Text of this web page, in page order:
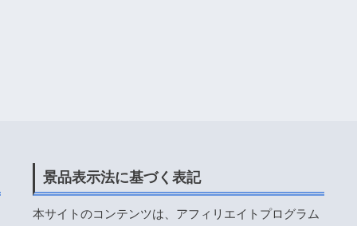
景品表示法に基づく表記
本サイトのコンテンツは、アフィリエイトプログラム